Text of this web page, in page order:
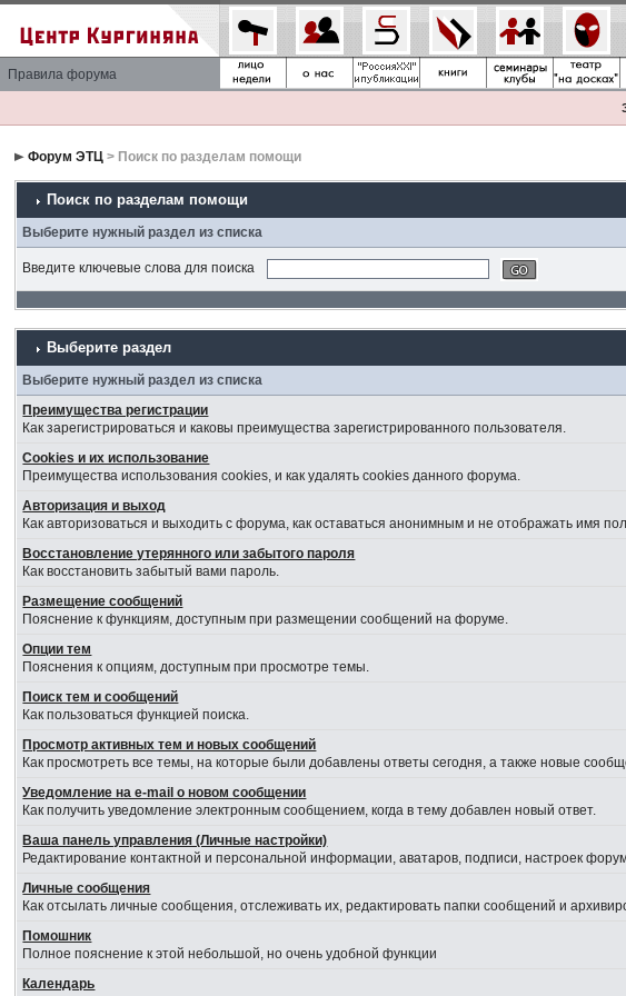
Правила форума
Форум ЭТЦ > Поиск по разделам помощи
Поиск по разделам помощи
Выберите нужный раздел из списка
Введите ключевые слова для поиска
Выберите раздел
Выберите нужный раздел из списка
Преимущества регистрации
Как зарегистрироваться и каковы преимущества зарегистрированного пользователя.
Cookies и их использование
Преимущества использования cookies, и как удалять cookies данного форума.
Авторизация и выход
Как авторизоваться и выходить с форума, как оставаться анонимным и не отображать имя
Восстановление утерянного или забытого пароля
Как восстановить забытый вами пароль.
Размещение сообщений
Пояснение к функциям, доступным при размещении сообщений на форуме.
Опции тем
Пояснения к опциям, доступным при просмотре темы.
Поиск тем и сообщений
Как пользоваться функцией поиска.
Просмотр активных тем и новых сообщений
Как просмотреть все темы, на которые были добавлены ответы сегодня, а также новые
Уведомление на е-mail о новом сообщении
Как получить уведомление электронным сообщением, когда в тему добавлен новый ответ.
Ваша панель управления (Личные настройки)
Редактирование контактной и персональной информации, аватаров, подписи, настроек
Личные сообщения
Как отсылать личные сообщения, отслеживать их, редактировать папки сообщений и
Помошник
Полное пояснение к этой небольшой, но очень удобной функции
Календарь